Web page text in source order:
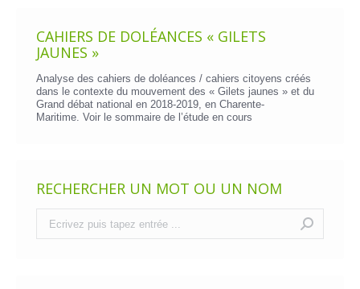
CAHIERS DE DOLÉANCES « GILETS
JAUNES »
Analyse des cahiers de doléances / cahiers citoyens créés
dans le contexte du mouvement des « Gilets jaunes » et du
Grand débat national en 2018-2019, en Charente-
Maritime. Voir le sommaire de l’étude en cours
RECHERCHER UN MOT OU UN NOM